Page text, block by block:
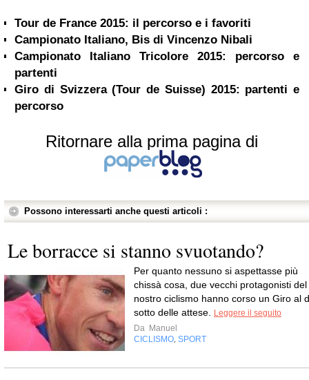
Tour de France 2015: il percorso e i favoriti
Campionato Italiano, Bis di Vincenzo Nibali
Campionato Italiano Tricolore 2015: percorso e
partenti
Giro di Svizzera (Tour de Suisse) 2015: partenti e
percorso
Ritornare alla prima pagina di
Possono interessarti anche questi articoli :
Le borracce si stanno svuotando?
Per quanto nessuno si aspettasse più
chissà cosa, due vecchi protagonisti del
nostro ciclismo hanno corso un Giro al
sotto delle attese.
Leggere il seguito
Da Manuel
CICLISMO SPORT